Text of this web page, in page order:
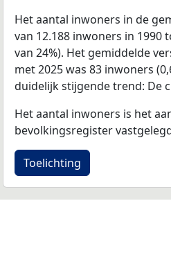
Het aantal inwoners in de
van 12.188 inwoners in 1990
van 24%). Het gemiddelde
met 2025 was 83 inwoners
duidelijk stijgende trend: De
Het aantal inwoners is het
bevolkingsregister
Toelichting